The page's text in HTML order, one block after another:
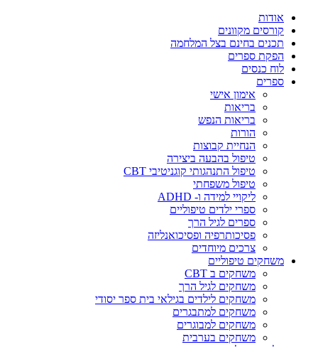
אודות
קורסים מקוונים
תכנים בחינם בצל המלחמה
הפקת ספרים
לוח כנסים
ספרים
אימון אישי
בריאות
בריאות הנפש
הורות
הנחיית קבוצות
טיפול בהבעה ביצירה
טיפול התנהגותי קוגניטיבי CBT
טיפול משפחתי
ליקויי למידה ו- ADHD
ספרי ילדים טיפוליים
ספרים לגיל הרך
פסיכותרפיה ופסיכואנליזה
צרכים מיוחדים
משחקים טיפוליים
משחקים ב CBT
משחקים לגיל הרך
משחקים לילדים בגילאי בית ספר יסודי
משחקים למתבגרים
משחקים למבוגרים
משחקים בערבית